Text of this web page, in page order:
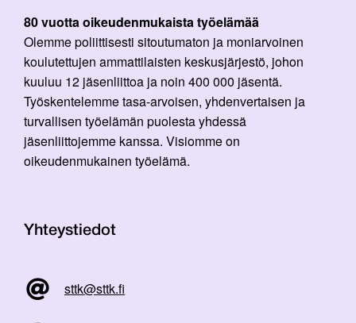
80 vuotta oikeudenmukaista työelämää
Olemme poliittisesti sitoutumaton ja moniarvoinen
koulutettujen ammattilaisten keskusjärjestö, johon
kuuluu 12 jäsenliittoa ja noin 400 000 jäsentä.
Työskentelemme tasa-arvoisen, yhdenvertaisen ja
turvallisen työelämän puolesta yhdessä
jäsenliittojemme kanssa. Visiomme on
oikeudenmukainen työelämä.
Yhteystiedot
sttk@sttk.fi